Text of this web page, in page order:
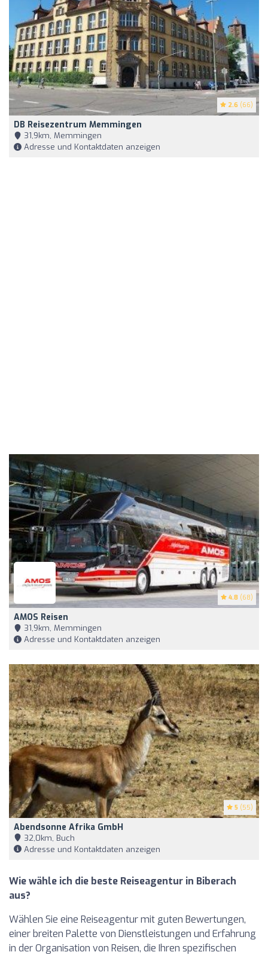
2.6 (66)
DB Reisezentrum Memmingen
31,9km, Memmingen
Adresse und Kontaktdaten anzeigen
4.8 (68)
AMOS Reisen
31,9km, Memmingen
Adresse und Kontaktdaten anzeigen
5 (55)
Abendsonne Afrika GmbH
32,0km, Buch
Adresse und Kontaktdaten anzeigen
Wie wähle ich die beste Reiseagentur in Biberach
aus?
Wählen Sie eine Reiseagentur mit guten Bewertungen,
einer breiten Palette von Dienstleistungen und Erfahrung
in der Organisation von Reisen, die Ihren spezifischen